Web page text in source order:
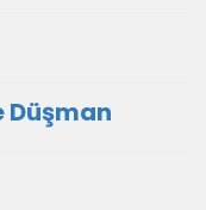
Düşman